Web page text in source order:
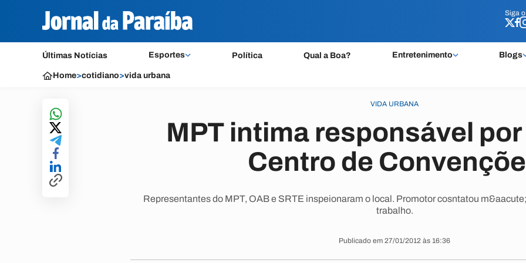
Siga o
Últimas Notícias Esportes Política Qual a Boa? Entretenimento Blogs
Siga o
Home>cotidiano>vida urbana
VIDA URBANA
MPT intima responsável
Centro de
Representantes do MPT, OAB e SRTE inspeionaram o local. Promotor cosntatou
trabalho.
Publicado em 27/01/2012 às 16:36